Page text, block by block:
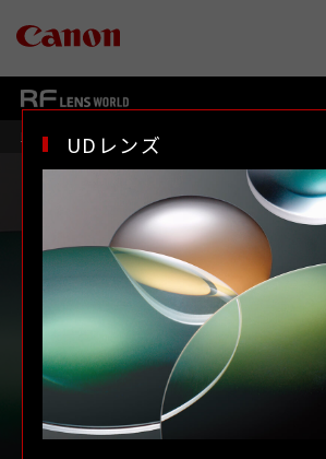
UDレンズ
RF LENS WORLD Lレンズの世界
Lレンズの世界
テクノロジー